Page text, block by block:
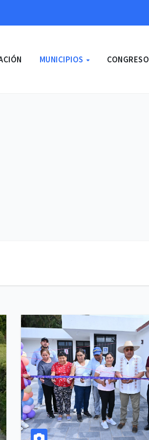
MUNICIPIOS CONGRESO